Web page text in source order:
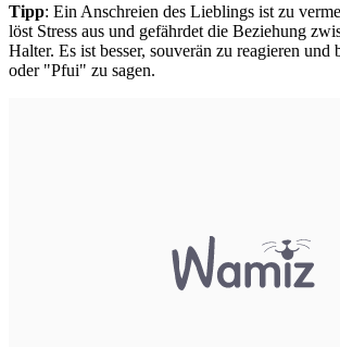
Tipp: Ein Anschreien des Lieblings ist zu
löst Stress aus und gefährdet die Beziehung
Halter. Es ist besser, souverän zu reagieren
oder "Pfui" zu sagen.